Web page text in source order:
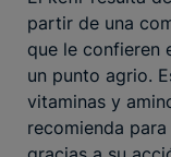
partir de una
que le confieren
un punto agrio.
vitaminas y
recomienda